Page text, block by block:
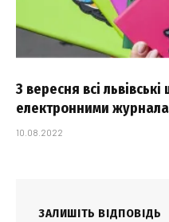
З вересня всі
електронними
10.08.2022
ЗАЛИШІТЬ ВІДПОВІДЬ